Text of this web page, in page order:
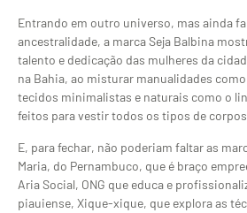
Entrando em outro universo, mas ainda
ancestralidade, a marca Seja Balbina
talento e dedicação das mulheres da
na Bahia, ao misturar manualidades
tecidos minimalistas e naturais como o
feitos para vestir todos os tipos de
E, para fechar, não poderiam faltar as
Maria, do Pernambuco, que é braço
Aria Social, ONG que educa e
piauiense, Xique-xique, que explora as